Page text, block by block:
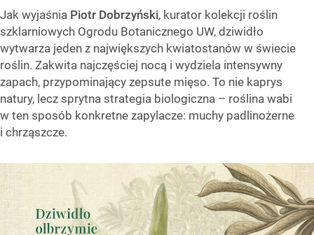
Jak wyjaśnia Piotr Dobrzyński, kurator kolekcji roślin
szklarniowych Ogrodu Botanicznego UW, dziwidło
wytwarza jeden z największych kwiatostanów w świecie
roślin. Zakwita najczęściej nocą i wydziela intensywny
zapach, przypominający zepsute mięso. To nie kaprys
natury, lecz sprytna strategia biologiczna – roślina wabi
w ten sposób konkretne zapylacze: muchy padlinożerne
i chrząszcze.